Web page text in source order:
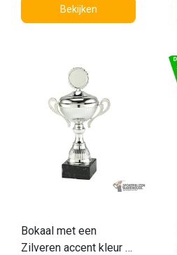
Bekijken
Bokaal met een
Zilveren accent kleur -